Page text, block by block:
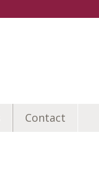
Contact